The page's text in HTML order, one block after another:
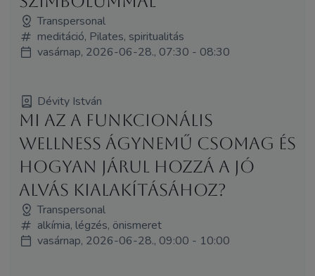
Transpersonal
meditáció, Pilates, spiritualitás
vasárnap, 2026-06-28., 07:30 - 08:30
Dévity István
Mi az a funkcionális
wellness ágynemű csomag és
hogyan járul hozzá a jó
alvás kialakításához?
Transpersonal
alkímia, légzés, önismeret
vasárnap, 2026-06-28., 09:00 - 10:00